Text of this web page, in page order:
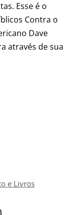
Esse é o
Contra o
Dave
através de sua
e Livros